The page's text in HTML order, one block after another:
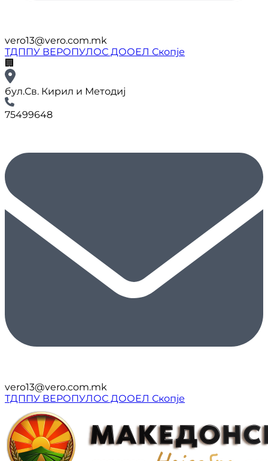
vero13@vero.com.mk
ТДППУ ВЕРОПУЛОС ДООЕЛ Скопје
🏢
бул.Св. Кирил и Методиј
75499648
vero13@vero.com.mk
ТДППУ ВЕРОПУЛОС ДООЕЛ Скопје